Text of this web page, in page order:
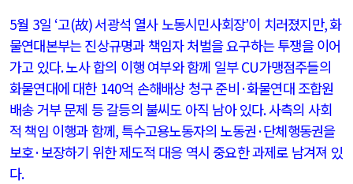
5월 3일 ‘고(故)서광석 열사 노동시민사회장’이 치러졌지만,화
물연대본부는 진상규명과 책임자 처벌을 요구하는 투쟁을 이어
가고 있다.노사 합의 이행 여부와 함께 일부CU가맹점주들의
화물연대에 대한 140억 손해배상 청구 준비 ·화물연대 조합원
배송 거부 문제 등 갈등의 불씨도 아직 남아 있다.사측의 사회
적 책임 이행과 함께,특수고용노동자의 노동권 ·단체행동권을
보호·보장하기 위한 제도적 대응 역시 중요한 과제로 남겨져 있
다.